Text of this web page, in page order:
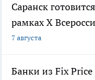
Саранск
рамках X
7 августа
Банки из Fix